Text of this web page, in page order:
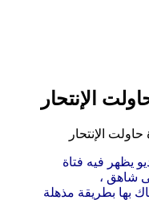
الإنتحار
الإنتحار
يظهر فيه فتاة
شاهق ،
بها بطريقة مذهلة